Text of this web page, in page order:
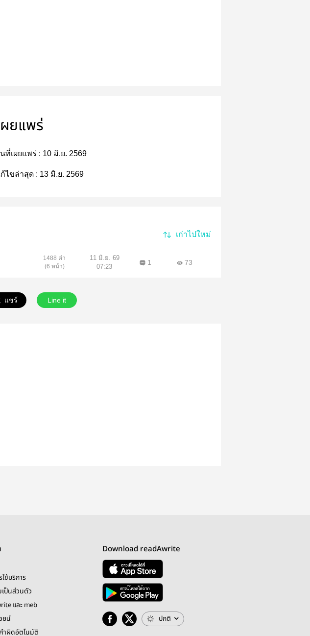
ผยแพร่
ที่เผยแพร่ : 10 มิ.ย. 2569
ไขล่าสุด : 13 มิ.ย. 2569
เก่าไปใหม่
1488 คำ
(6 หน้า)
11 มิ.ย. 69
07:23
1 73
แชร์ Line it
ใช้บริการ
เป็นส่วนตัว
และ meb
ยน์
ำผิดอัตโนมัติ
Download readAwrite
ปกติ